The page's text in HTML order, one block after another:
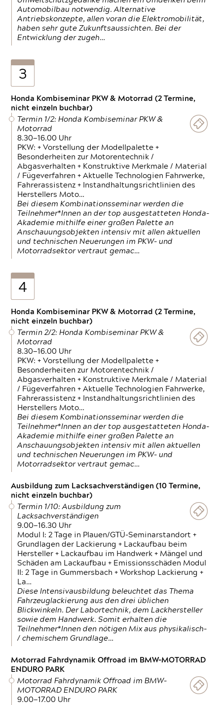
Automobilbau notwendig. Alternative
Antriebskonzepte, allen voran die Elektromobilität,
haben sehr gute Zukunftsaussichten. Bei der
Entwicklung der zugeh…
3
Honda Kombiseminar PKW & Motorrad (2 Termine,
nicht einzeln buchbar)
Termin 1/2: Honda Kombiseminar PKW &
Motorrad
8.30—16.00 Uhr
PKW: + Vorstellung der Modellpalette +
Besonderheiten zur Motorentechnik /
Abgasverhalten + Konstruktive Merkmale / Material
/ Fügeverfahren + Aktuelle Technologien Fahrwerke,
Fahrerassistenz + Instandhaltungsrichtlinien des
Herstellers Moto…
Bei diesem Kombinationsseminar werden die
Teilnehmer*Innen an der top ausgestatteten Honda-
Akademie mithilfe einer großen Palette an
Anschauungsobjekten intensiv mit allen aktuellen
und technischen Neuerungen im PKW- und
Motorradsektor vertraut gemac…
4
Honda Kombiseminar PKW & Motorrad (2 Termine,
nicht einzeln buchbar)
Termin 2/2: Honda Kombiseminar PKW &
Motorrad
8.30—16.00 Uhr
PKW: + Vorstellung der Modellpalette +
Besonderheiten zur Motorentechnik /
Abgasverhalten + Konstruktive Merkmale / Material
/ Fügeverfahren + Aktuelle Technologien Fahrwerke,
Fahrerassistenz + Instandhaltungsrichtlinien des
Herstellers Moto…
Bei diesem Kombinationsseminar werden die
Teilnehmer*Innen an der top ausgestatteten Honda-
Akademie mithilfe einer großen Palette an
Anschauungsobjekten intensiv mit allen aktuellen
und technischen Neuerungen im PKW- und
Motorradsektor vertraut gemac…
Ausbildung zum Lacksachverständigen (10 Termine,
nicht einzeln buchbar)
Termin 1/10: Ausbildung zum
Lacksachverständigen
9.00—16.30 Uhr
Modul I: 2 Tage in Plauen/GTÜ-Seminarstandort +
Grundlagen der Lackierung + Lackaufbau beim
Hersteller + Lackaufbau im Handwerk + Mängel und
Schäden am Lackaufbau + Emissionsschäden Modul
II: 2 Tage in Gummersbach + Workshop Lackierung +
La…
Diese Intensivausbildung beleuchtet das Thema
Fahrzeuglackierung aus den drei üblichen
Blickwinkeln. Der Labortechnik, dem Lackhersteller
sowie dem Handwerk. Somit erhalten die
Teilnehmer*Innen den nötigen Mix aus physikalisch-
/ chemischem Grundlage…
Motorrad Fahrdynamik Offroad im BMW-MOTORRAD
ENDURO PARK
Motorrad Fahrdynamik Offroad im BMW-
MOTORRAD ENDURO PARK
9.00—17.00 Uhr